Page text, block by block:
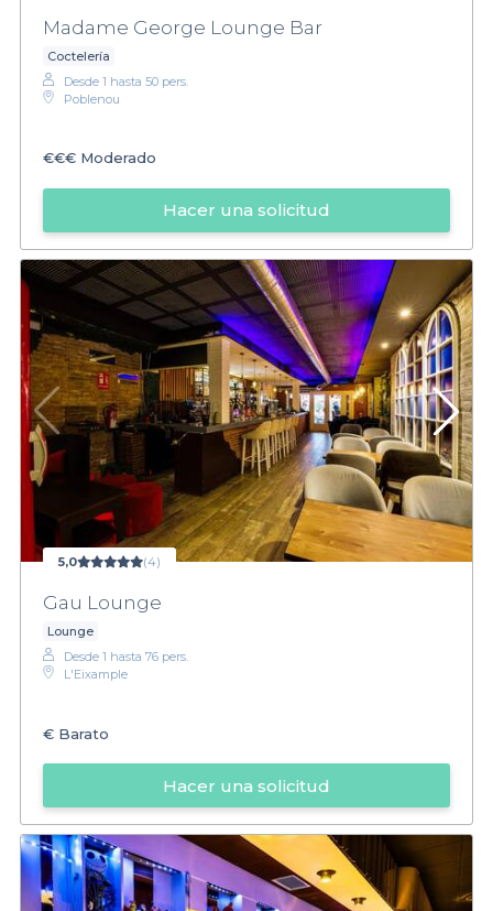
Madame George Lounge Bar
Coctelería
Desde 1 hasta 50 pers.
Poblenou
€€€ Moderado
Hacer una solicitud
5,0 (4)
Gau Lounge
Lounge
Desde 1 hasta 76 pers.
L'Eixample
€ Barato
Hacer una solicitud